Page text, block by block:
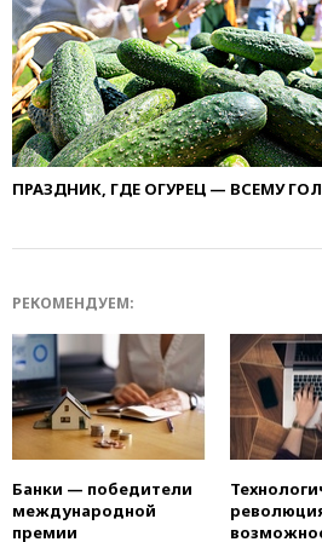
ПРАЗДНИК, ГДЕ ОГУРЕЦ — ВСЕМУ
РЕКОМЕНДУЕМ:
Банки — победители
международной
премии